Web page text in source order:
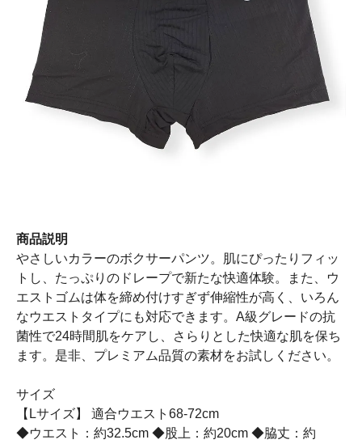
商品説明
やさしいカラーのボクサーパンツ。肌にぴったりフィッ
トし、たっぷりのドレープで新たな快適体験。また、ウ
エストゴムは体を締め付けすぎず伸縮性が高く、いろん
なウエストタイプにも対応できます。A級グレードの抗
菌性で24時間肌をケアし、さらりとした快適な肌を保ち
ます。是非、プレミアム品質の素材をお試しください。
サイズ
【Lサイズ】 適合ウエスト68-72cm
◆ウエスト：約32.5cm ◆股上：約20cm ◆脇丈：約